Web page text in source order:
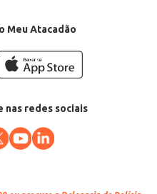
Meu Atacadão
nas redes sociais